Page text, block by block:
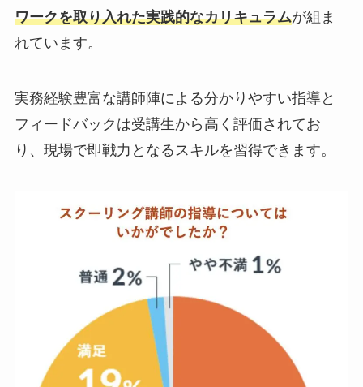
ワークを取り入れた実践的なカリキュラムが組ま
れています。
実務経験豊富な講師陣による分かりやすい指導と
フィードバックは受講生から高く評価されてお
り、現場で即戦力となるスキルを習得できます。